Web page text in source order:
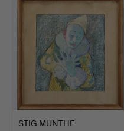
STIG MUNTHE